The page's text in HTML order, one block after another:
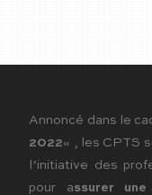
Annoncé dans le
2022« , les CPTS
l’initiative des
pour assurer